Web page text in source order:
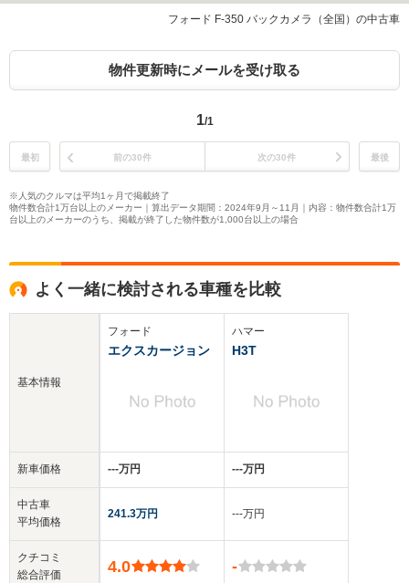
フォード F-350 バックカメラ（全国）の中古車
物件更新時にメールを受け取る
1/1
最初 前の30件 次の30件 最後
※人気のクルマは平均1ヶ月で掲載終了
物件数合計1万台以上のメーカー｜算出データ期間：2024年9月～11月｜内容：物件数合計1万
台以上のメーカーのうち、掲載が終了した物件数が1,000台以上の場合
よく一緒に検討される車種を比較
基本情報
新車価格
中古車
平均価格
クチコミ
総合評価
フォード
エクスカージョン
‐‐‐万円
241.3万円
4.0
ハマー
H3T
‐‐‐万円
‐‐‐万円
-